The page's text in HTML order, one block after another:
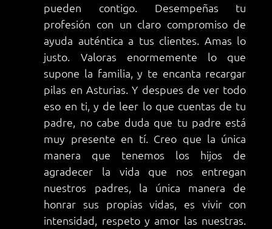
pueden contigo. Desempeñas tu
profesión con un claro compromiso de
ayuda auténtica a tus clientes. Amas lo
justo. Valoras enormemente lo que
supone la familia, y te encanta recargar
pilas en Asturias. Y despues de ver todo
eso en ti, y de leer lo que cuentas de tu
padre, no cabe duda que tu padre está
muy presente en tí. Creo que la única
manera que tenemos los hijos de
agradecer la vida que nos entregan
nuestros padres, la única manera de
honrar sus propias vidas, es vivir con
intensidad, respeto y amor las nuestras.